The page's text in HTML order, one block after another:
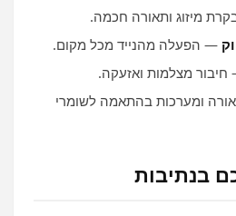
מיזוג ותאורה חכמה.
— הפעלה מהנייד מכל מקום.
מצלמות ואזעקה.
ומערכות בהתאמה לשומרי
בנתיבות